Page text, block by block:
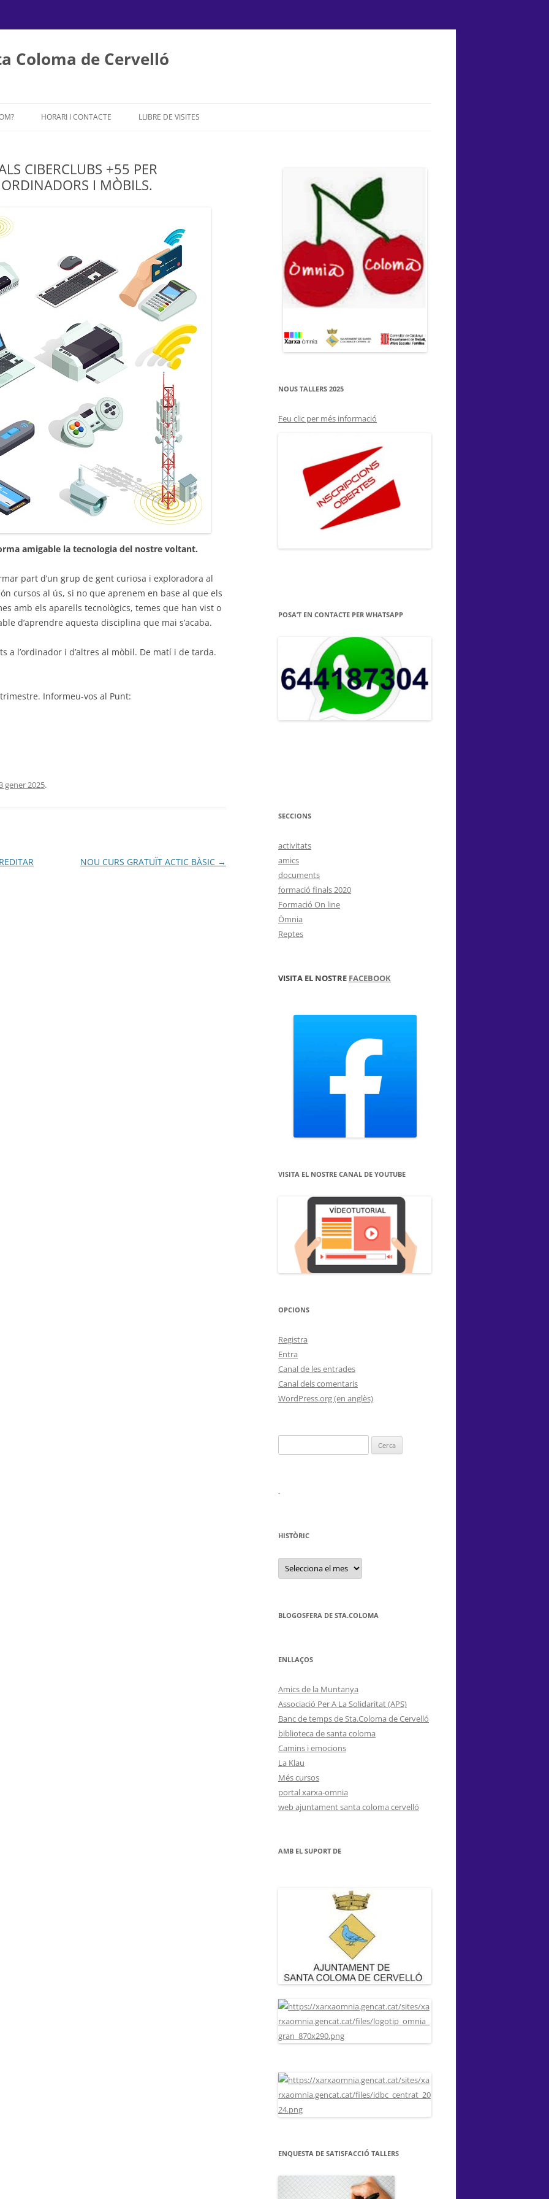
Coloma de Cervelló
al
HORARI I CONTACTE LLIBRE DE VISITES
CIBERCLUBS +55 PER
I MÒBILS.
amigable la tecnologia del nostre voltant.
part d’un grup de gent curiosa i exploradora al
cursos al ús, si no que aprenem en base al que els
amb els aparells tecnològics, temes que han vist o
d’aprendre aquesta disciplina que mai s’acaba.
a l’ordinador i d’altres al mòbil. De matí i de tarda.
Informeu-vos al Punt:
gener 2025.
NOU CURS GRATUÏT ACTIC BÀSIC →
NOUS TALLERS 2025
Feu clic per més informació
POSA’T EN CONTACTE PER WHATSAPP
SECCIONS
activitats
amics
documents
formació finals 2020
Formació On line
Òmnia
Reptes
VISITA EL NOSTRE FACEBOOK
VISITA EL NOSTRE CANAL DE YOUTUBE
OPCIONS
Registra
Entra
Canal de les entrades
Canal dels comentaris
WordPress.org (en anglès)
.
HISTÒRIC
HISTÒRIC
BLOGOSFERA DE STA.COLOMA
ENLLAÇOS
Amics de la Muntanya
Associació Per A La Solidaritat (APS)
Banc de temps de Sta.Coloma de Cervelló
biblioteca de santa coloma
Camins i emocions
La Klau
Més cursos
portal xarxa-omnia
web ajuntament santa coloma cervelló
AMB EL SUPORT DE
ENQUESTA DE SATISFACCIÓ TALLERS